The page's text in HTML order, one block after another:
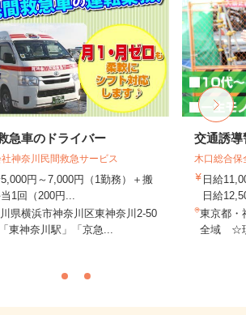
急車のドライバー
神奈川民間救急サービス
円～7,000円（1勤務）＋搬
1回（200円...
県横浜市神奈川区東神奈川2-50
東神奈川駅」「京急...
交通誘導
木口総合保
日給
日給
東京都・
全域 ☆